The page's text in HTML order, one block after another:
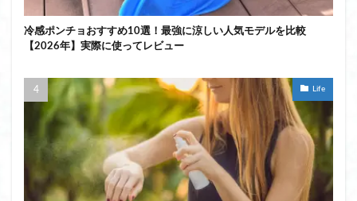
冷感ポンチョおすすめ10選！最強に涼しい人気モデルを比較
【2026年】実際に使ってレビュー
Life